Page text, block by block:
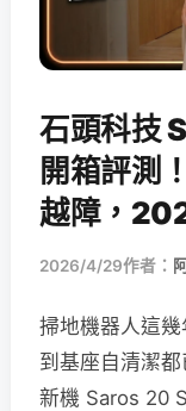
石頭科技
開箱評測
越障，
2026/4/29作者：
掃地機器人這
到基座自清潔
新機 Saros 20